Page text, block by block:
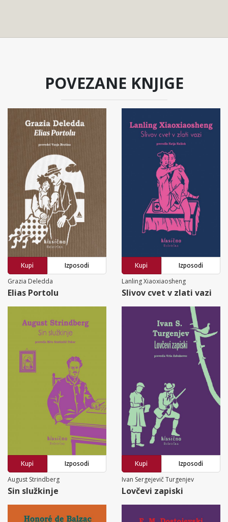
POVEZANE KNJIGE
Kupi
Izposodi
Grazia Deledda
Elias Portolu
Kupi
Izposodi
Lanling Xiaoxiaosheng
Slivov cvet v zlati vazi
Kupi
Izposodi
August Strindberg
Sin služkinje
Kupi
Izposodi
Ivan Sergejevič Turgenjev
Lovčevi zapiski